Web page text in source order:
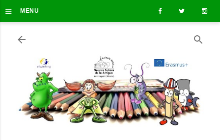
≡ MENU Ir al contenido principal